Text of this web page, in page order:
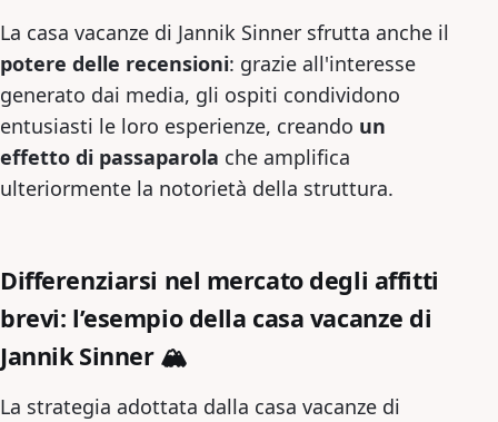
La casa vacanze di Jannik Sinner sfrutta anche il
potere delle recensioni: grazie all'interesse
generato dai media, gli ospiti condividono
entusiasti le loro esperienze, creando un
effetto di passaparola che amplifica
ulteriormente la notorietà della struttura.
Differenziarsi nel mercato degli affitti
brevi: l’esempio della casa vacanze di
Jannik Sinner 🏔️
La strategia adottata dalla casa vacanze di